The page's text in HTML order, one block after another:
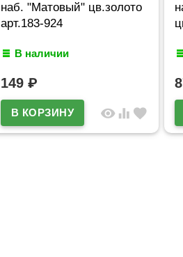
наб. "Матовый" цв.золото
арт.183-924
В наличии
149 ₽
visibility equalizer favorite